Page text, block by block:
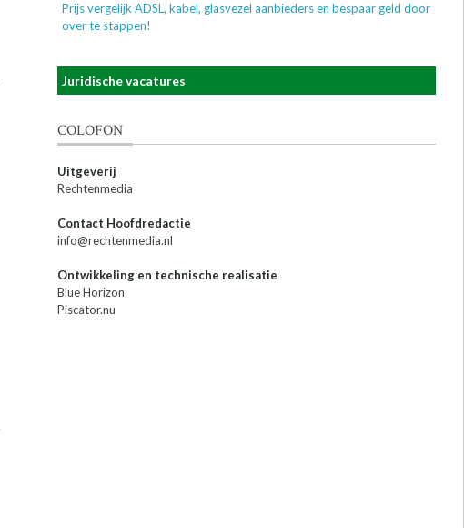
Prijs vergelijk ADSL, kabel, glasvezel aanbieders en bespaar geld door
over te stappen!
Juridische vacatures
COLOFON
Uitgeverij
Rechtenmedia
Contact Hoofdredactie
info@rechtenmedia.nl
Ontwikkeling en technische realisatie
Blue Horizon
Piscator.nu